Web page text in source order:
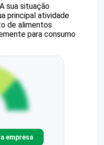
A sua situação
principal atividade
de alimentos
para consumo
empresa